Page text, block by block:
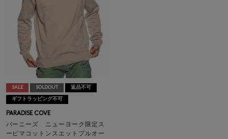
SALE SOLDOUT 返品不可
ギフトラッピング不可
PARADISE COVE
バーニーズ ニューヨーク限定ス
ーピマコットンスエットプルオー